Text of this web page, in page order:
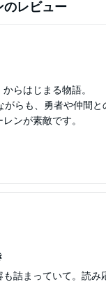
のレビュー
らはじまる物語。
がらも、勇者や仲間
ンが素敵です。
詰まっていて。読み